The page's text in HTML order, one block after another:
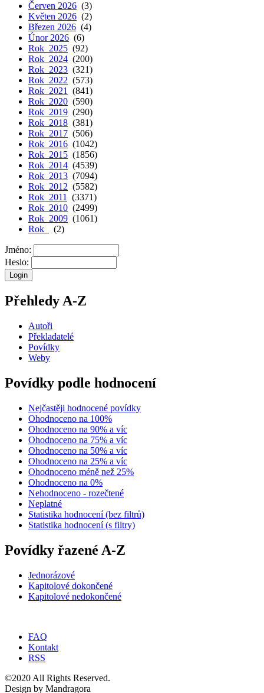
Červen 2026 (3)
Květen 2026 (2)
Březen 2026 (4)
Únor 2026 (6)
Rok 2025 (92)
Rok 2024 (200)
Rok 2023 (321)
Rok 2022 (573)
Rok 2021
(841)
Rok 2020 (590)
Rok 2019 (290)
Rok 2018 (381)
Rok 2017 (506)
Rok 2016 (1042)
Rok 2015 (1856)
Rok 2014 (4539)
Rok 2013 (7094)
Rok 2012 (5582)
Rok 2011
(3371)
Rok 2010 (2499)
Rok 2009 (1061)
Rok
(2)
Jméno:
Heslo:
Přehledy A-Z
Autoři
Překladatelé
Povídky
Weby
Povídky podle hodnocení
Nejčastěji hodnocené povídky
Ohodnoceno na 100%
Ohodnoceno na 90% a víc
Ohodnoceno na 75% a víc
Ohodnoceno na 50% a víc
Ohodnoceno na 25% a víc
Ohodnoceno méně než 25%
Ohodnoceno na 0%
Nehodnoceno - rozečtené
Neplatné
Statistika hodnocení (bez filtrů)
Statistika hodnocení (s filtry)
Povídky řazené A-Z
Jednorázové
Kapitolové dokončené
Kapitolové nedokončené
FAQ
Kontakt
RSS
©2020 All Rights Reserved.
Design by Mandragora